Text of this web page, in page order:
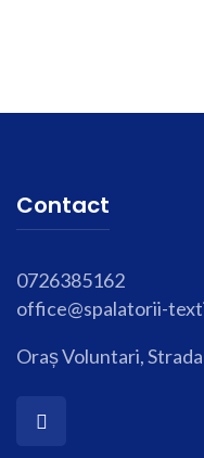
Contact
0726385162
office@spalatorii-
Oraș Voluntari,